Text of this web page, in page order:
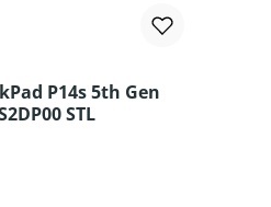
P14s 5th Gen
STL